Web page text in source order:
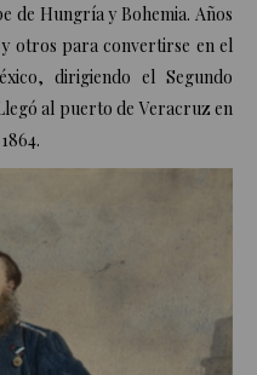
de Hungría y Bohemia. Años
otros para convertirse en el
dirigiendo el Segundo
al puerto de Veracruz en